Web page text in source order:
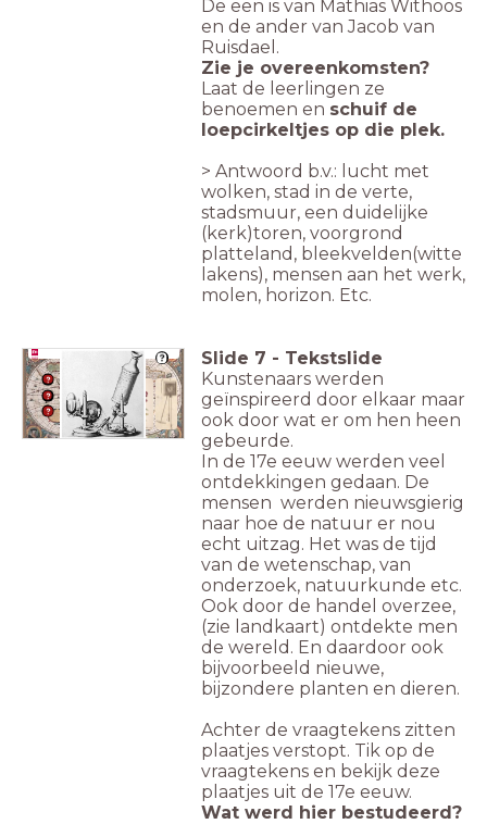
De een is van Mathias Withoos
en de ander van Jacob van
Ruisdael.
Zie je overeenkomsten?
Laat de leerlingen ze
benoemen en schuif de
loepcirkeltjes op die plek.
> Antwoord b.v.: lucht met
wolken, stad in de verte,
stadsmuur, een duidelijke
(kerk)toren, voorgrond
platteland, bleekvelden(witte
lakens), mensen aan het werk,
molen, horizon. Etc.
De ontdekkingen uit de 17e eeuw Slide 7 - Tekstslide
Kunstenaars werden
geïnspireerd door elkaar maar
ook door wat er om hen heen
gebeurde.
In de 17e eeuw werden veel
ontdekkingen gedaan. De
mensen werden nieuwsgierig
naar hoe de natuur er nou
echt uitzag. Het was de tijd
van de wetenschap, van
onderzoek, natuurkunde etc.
Ook door de handel overzee,
(zie landkaart) ontdekte men
de wereld. En daardoor ook
bijvoorbeeld nieuwe,
bijzondere planten en dieren.
Achter de vraagtekens zitten
plaatjes verstopt. Tik op de
vraagtekens en bekijk deze
plaatjes uit de 17e eeuw.
Wat werd hier bestudeerd?